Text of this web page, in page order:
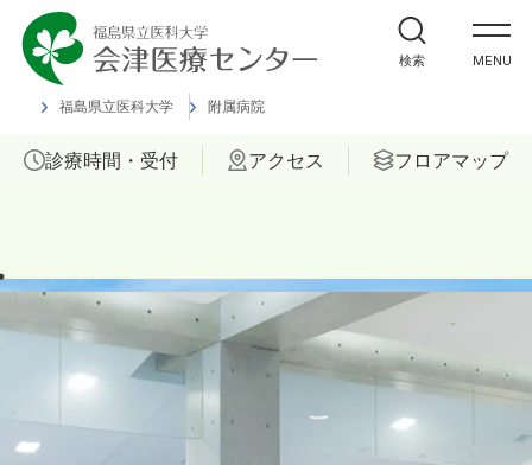
福島県立医科大学 附属病院
MENU
外来受診の方
入院・ご面会の方
診療科
当院について
医療関係者の方へ
診療時間・受付 アクセス フロアマップ
検索